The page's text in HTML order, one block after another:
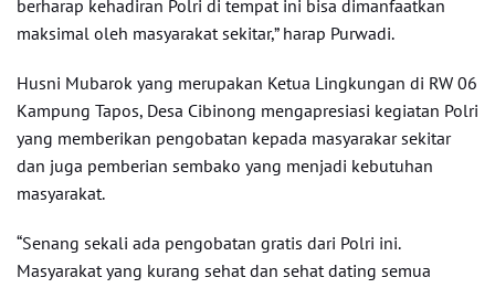
berharap kehadiran Polri di tempat ini bisa dimanfaatkan
maksimal oleh masyarakat sekitar,” harap Purwadi.
Husni Mubarok yang merupakan Ketua Lingkungan di RW 06
Kampung Tapos, Desa Cibinong mengapresiasi kegiatan Polri
yang memberikan pengobatan kepada masyarakar sekitar
dan juga pemberian sembako yang menjadi kebutuhan
masyarakat.
“Senang sekali ada pengobatan gratis dari Polri ini.
Masyarakat yang kurang sehat dan sehat dating semua